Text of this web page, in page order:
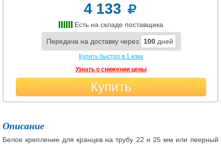
4 133
Есть на складе поставщика
Передача на доставку через 100 дней
Купить быстро в 1 клик
Узнать о снижении цены
Купить
Описание
Белое крепление для кранцев на трубу 22 и 25 мм или леерный